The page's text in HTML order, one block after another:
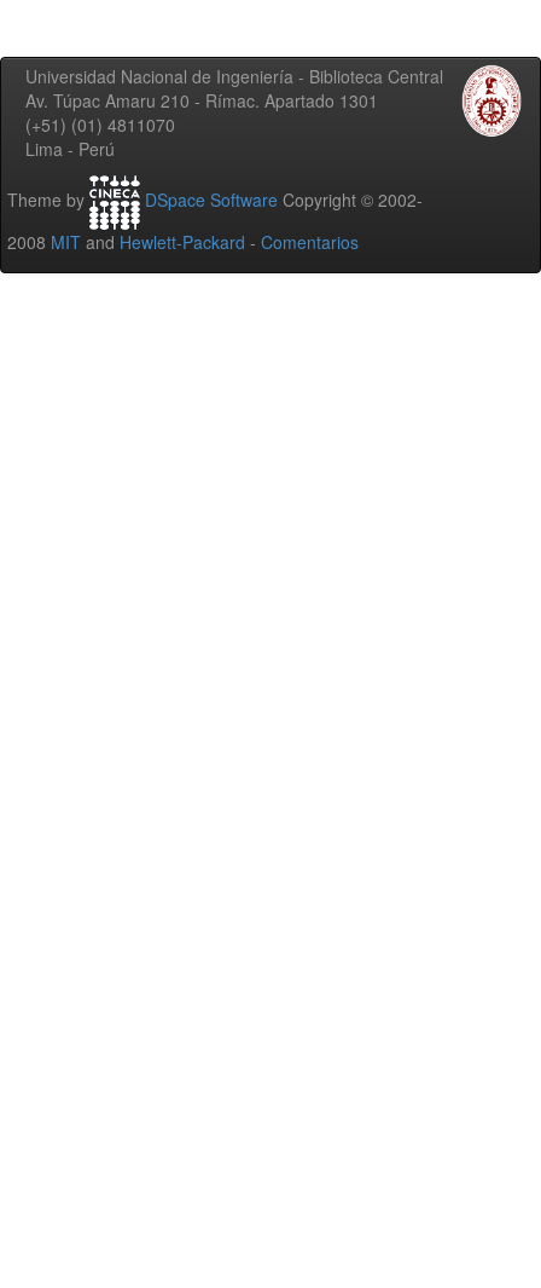
Universidad Nacional de Ingeniería - Biblioteca Central
Av. Túpac Amaru 210 - Rímac. Apartado 1301
(+51) (01) 4811070
Lima - Perú
Theme by DSpace Software Copyright © 2002-
2008 MIT and Hewlett-Packard - Comentarios